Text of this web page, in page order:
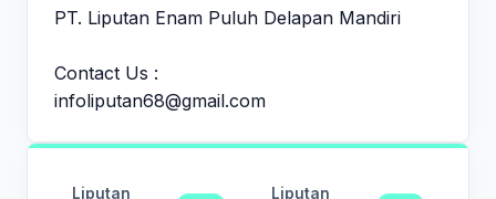
PT. Liputan Enam Puluh Delapan Mandiri
Contact Us :
infoliputan68@gmail.com
Liputan
Liputan